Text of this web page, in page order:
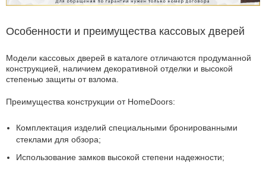
Особенности и преимущества кассовых дверей
Модели кассовых дверей в каталоге отличаются продуманной
конструкцией, наличием декоративной отделки и высокой
степенью защиты от взлома.
Преимущества конструкции от HomeDoors:
Комплектация изделий специальными бронированными
стеклами для обзора;
Использование замков высокой степени надежности;